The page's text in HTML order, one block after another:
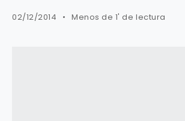
02/12/2014 Menos de 1' de lectura